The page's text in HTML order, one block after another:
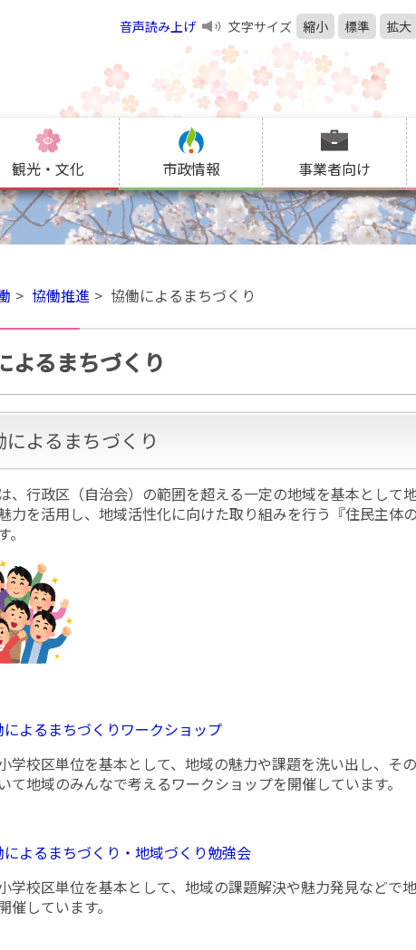
音声読み上げ 文字サイズ 縮小 標準 拡大
観光・文化 市政情報 事業者向け
協働推進 協働によるまちづくり
よるまちづくり
によるまちづくり
、行政区（自治会）の範囲を超える一定の地域を基本として
力を活用し、地域活性化に向けた取り組みを行う『住民主体
によるまちづくりワークショップ
学校区単位を基本として、地域の魅力や課題を洗い出し、そ
て地域のみんなで考えるワークショップを開催しています。
によるまちづくり・地域づくり勉強会
学校区単位を基本として、地域の課題解決や魅力発見などで
催しています。